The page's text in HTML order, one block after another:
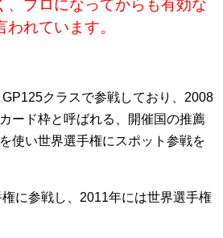
、プロになってからも有効な
われています。
クラスで参戦しており、2008
ード枠と呼ばれる、開催国の推薦
使い世界選手権にスポット参戦を
に参戦し、2011年には世界選手権